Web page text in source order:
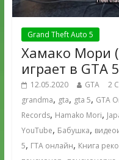
Grand Theft Auto 5
Хамако Мори
играет в GTA
12.05.2020 GTA 2
grandma, gta, gta 5, GTA
Records, Hamako Mori,
YouTube, Бабушка,
5, ГТА онлайн, Книга